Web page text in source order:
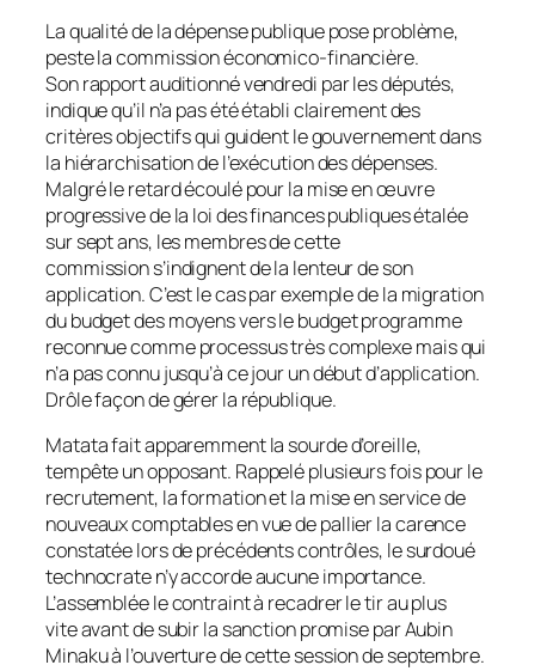
La qualité de la dépense publique pose problème,
peste la commission économico-financière.
Son rapport auditionné vendredi par les députés,
indique qu’il n’a pas été établi clairement des
critères objectifs qui guident le gouvernement dans
la hiérarchisation de l’exécution des dépenses.
Malgré le retard écoulé pour la mise en œuvre
progressive de la loi des finances publiques étalée
sur sept ans, les membres de cette
commission s’indignent de la lenteur de son
application. C’est le cas par exemple de la migration
du budget des moyens vers le budget programme
reconnue comme processus très complexe mais qui
n’a pas connu jusqu’à ce jour un début d’application.
Drôle façon de gérer la république.
Matata fait apparemment la sourde d’oreille,
tempête un opposant. Rappelé plusieurs fois pour le
recrutement, la formation et la mise en service de
nouveaux comptables en vue de pallier la carence
constatée lors de précédents contrôles, le surdoué
technocrate n’y accorde aucune importance.
L’assemblée le contraint à recadrer le tir au plus
vite avant de subir la sanction promise par Aubin
Minaku à l’ouverture de cette session de septembre.